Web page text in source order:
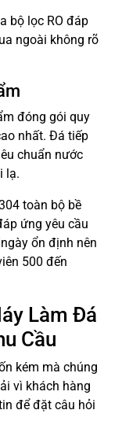
bộ lọc RO đáp
ngoài không rõ
đóng gói quy
nhất. Đá tiếp
chuẩn nước
lạ.
toàn bộ bề
ứng yêu cầu
ổn định nên
500 đến
Làm Đá
Cầu
kém mà chúng
vì khách hàng
để đặt câu hỏi